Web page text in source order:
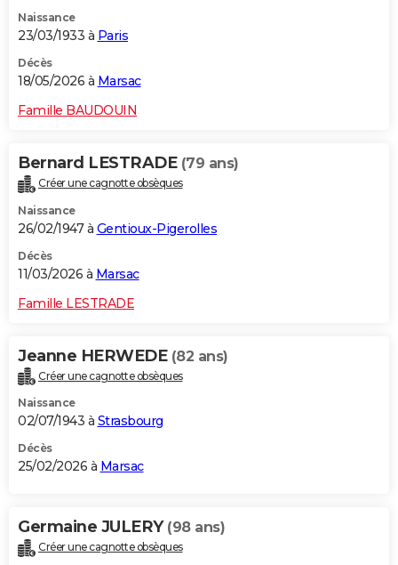
Naissance
23/03/1933 à Paris
Décès
18/05/2026 à Marsac
Famille BAUDOUIN
Bernard LESTRADE (79 ans)
Créer une cagnotte obsèques
Naissance
26/02/1947 à Gentioux-Pigerolles
Décès
11/03/2026 à Marsac
Famille LESTRADE
Jeanne HERWEDE (82 ans)
Créer une cagnotte obsèques
Naissance
02/07/1943 à Strasbourg
Décès
25/02/2026 à Marsac
Germaine JULERY (98 ans)
Créer une cagnotte obsèques